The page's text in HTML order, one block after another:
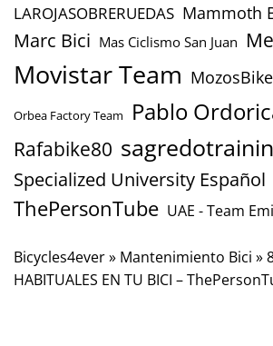
LAROJASOBRERUEDAS Mammoth
Marc Bici Mas Ciclismo San Juan
Movistar Team MozosBike
Orbea Factory Team Pablo
Rafabike80
Specialized University Español
ThePersonTube UAE - Team
Bicycles4ever» Mantenimiento Bici »
HABITUALES EN TU BICI –